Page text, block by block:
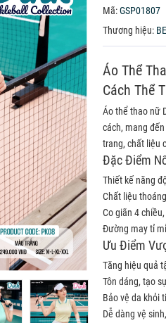
Mã:GSP01807
Thương hiệu:
Áo Thể
Cách Thể
Áo thể thao nữ
cách, mang
trang, chất liệu
Đặc Điểm
Thiết kế năng
Chất liệu
Co giãn 4
Đường may tỉ
Ưu Điểm
Tăng hiệu quả
Tôn dáng, tạo
Bảo vệ da khỏi
Dễ dàng vệ